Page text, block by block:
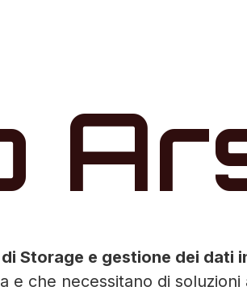
Storage e gestione dei dati
che necessitano di